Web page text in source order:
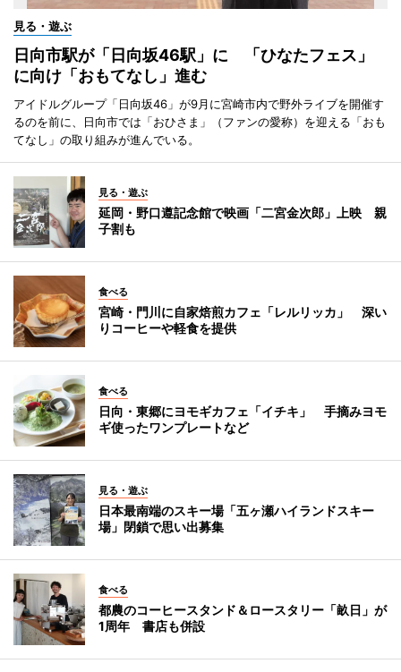
見る・遊ぶ
日向市駅が「日向坂46駅」に 「ひなたフェス」
に向け「おもてなし」進む
アイドルグループ「日向坂46」が9月に宮崎市内で野外ライブを開催す
るのを前に、日向市では「おひさま」（ファンの愛称）を迎える「おも
てなし」の取り組みが進んでいる。
見る・遊ぶ
延岡・野口遵記念館で映画「二宮金次郎」上映 親
子割も
食べる
宮崎・門川に自家焙煎カフェ「レルリッカ」 深い
りコーヒーや軽食を提供
食べる
日向・東郷にヨモギカフェ「イチキ」 手摘みヨモ
ギ使ったワンプレートなど
見る・遊ぶ
日本最南端のスキー場「五ヶ瀬ハイランドスキー
場」閉鎖で思い出募集
食べる
都農のコーヒースタンド＆ロースタリー「畝日」が
1周年 書店も併設